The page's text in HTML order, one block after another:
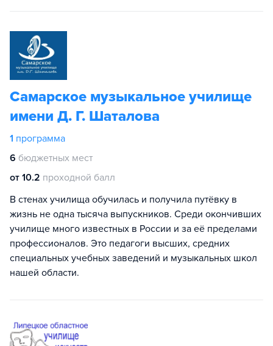
Самарское музыкальное училище
имени Д. Г. Шаталова
1 программа
6 бюджетных мест
от 10.2 проходной балл
В стенах училища обучилась и получила путёвку в
жизнь не одна тысяча выпускников. Среди окончивших
училище много известных в России и за её пределами
профессионалов. Это педагоги высших, средних
специальных учебных заведений и музыкальных школ
нашей области.